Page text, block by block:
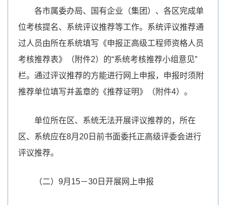
各市属委办局、国有企业（集团）、各区完成单
位考核提名、系统评议推荐等工作。系统评议推荐通
过人员由所在系统填写《申报正高级工程师资格人员
考核推荐表》（附件2）的“系统考核推荐小组意见”
栏。通过评议推荐的方能进行网上申报，申报时须附
推荐单位填写并盖章的《推荐证明》（附件4）。
单位所在区、系统无法开展评议推荐的，所在
区、系统应在8月20日前书面委托正高级评委会进行
评议推荐。
（二）9月15－30日开展网上申报